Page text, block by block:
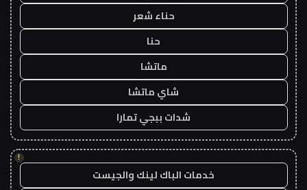
حناء شعر
حنا
ماتشا
شاي ماتشا
شدات ببجي تمارا
!
خدمات الباك لينك والجيست